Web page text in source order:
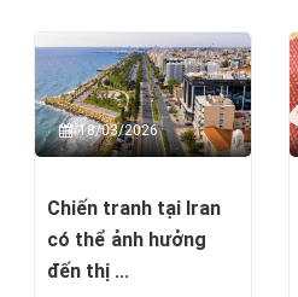
18/03/2026
Chiến tranh tại Iran
có thể ảnh hưởng
đến thị ...